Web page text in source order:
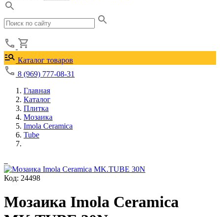
Каталог товаров
8 (969) 777-08-31
Главная
Каталог
Плитка
Мозаика
Imola Ceramica
Tube
Код: 24498
Мозаика Imola Ceramica